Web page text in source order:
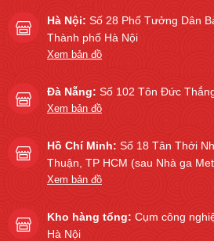
Hà Nội: Số 28 Phố Tưởng Dân
Thành phố Hà Nội
Xem bản đồ
Đà Nẵng: Số 102 Tôn Đức
Xem bản đồ
Hồ Chí Minh: Số 18 Tân Thới
Thuận, TP HCM (sau Nhà ga
Xem bản đồ
Kho hàng tổng: Cụm công
Hà Nội